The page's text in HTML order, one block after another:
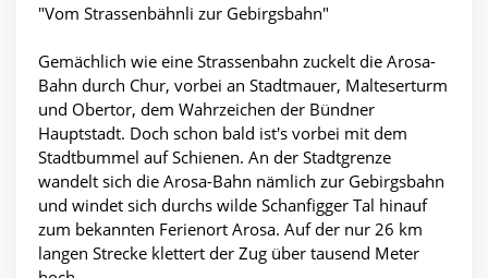
"Vom Strassenbähnli zur Gebirgsbahn"
Gemächlich wie eine Strassenbahn zuckelt die Arosa-
Bahn durch Chur, vorbei an Stadtmauer, Malteserturm
und Obertor, dem Wahrzeichen der Bündner
Hauptstadt. Doch schon bald ist's vorbei mit dem
Stadtbummel auf Schienen. An der Stadtgrenze
wandelt sich die Arosa-Bahn nämlich zur Gebirgsbahn
und windet sich durchs wilde Schanfigger Tal hinauf
zum bekannten Ferienort Arosa. Auf der nur 26 km
langen Strecke klettert der Zug über tausend Meter